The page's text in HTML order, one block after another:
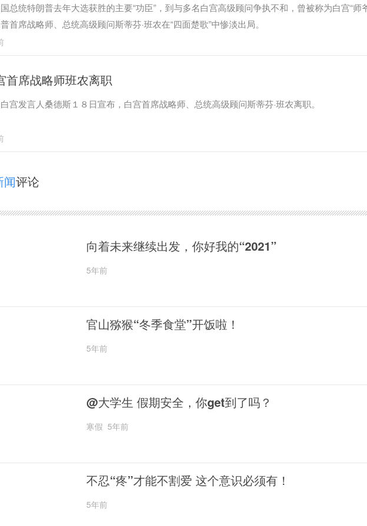
总统特朗普去年大选获胜的主要“功臣”，到与多名白宫高级顾问争执不和，曾被称为白宫“师
首席战略师、总统高级顾问斯蒂芬·班农在“四面楚歌”中惨淡出局。
首席战略师班农离职
宫发言人桑德斯１８日宣布，白宫首席战略师、总统高级顾问斯蒂芬·班农离职。
闻评论
向着未来继续出发，你好我的“2021”
5年前
官山猕猴“冬季食堂”开饭啦！
5年前
@大学生 假期安全，你get到了吗？
寒假 5年前
不忍“疼”才能不割爱 这个意识必须有！
5年前